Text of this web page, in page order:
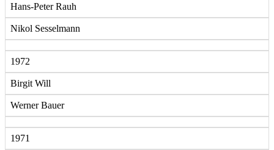
Hans-Peter Rauh
Nikol Sesselmann
1972
Birgit Will
Werner Bauer
1971